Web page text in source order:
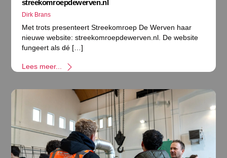
streekomroepdewerven.nl
Dirk Brans
Met trots presenteert Streekomroep De Werven haar
nieuwe website: streekomroepdewerven.nl. De website
fungeert als dé […]
Lees meer...